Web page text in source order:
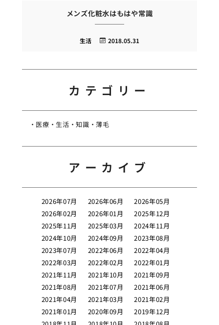
メンズ化粧水はもはや常識
2018.05.31
生活
カテゴリー
医療 生活 知識 薄毛
アーカイブ
2026年07月 2026年06月
2026年05月
2026年02月
2026年01月
2025年12月
2025年11月
2025年03月
2024年11月
2024年10月
2024年09月
2023年08月
2023年07月
2022年06月
2022年04月
2022年03月
2022年02月
2022年01月
2021年11月
2021年10月
2021年09月
2021年08月
2021年07月
2021年06月
2021年04月
2021年03月
2021年02月
2021年01月
2020年09月
2019年12月